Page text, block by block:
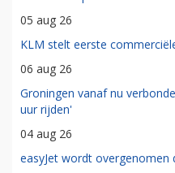
05 aug 26
KLM stelt eerste
06 aug 26
Groningen vanaf nu
uur rijden'
04 aug 26
easyJet wordt